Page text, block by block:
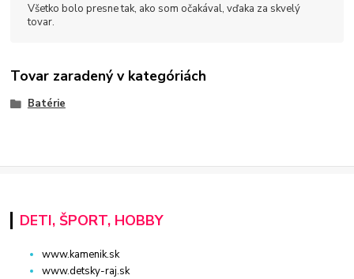
Všetko bolo presne tak, ako som očakával, vďaka za skvelý
tovar.
Tovar zaradený v kategóriách
Batérie
DETI, ŠPORT, HOBBY
www.kamenik.sk
www.detsky-raj.sk